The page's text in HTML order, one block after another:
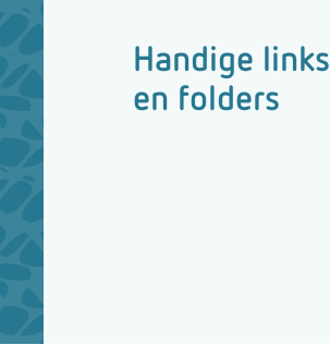
Handige links
en folders